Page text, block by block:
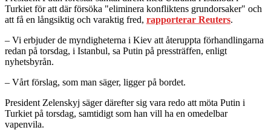
Turkiet för att där försöka "eliminera konfliktens grundorsaker" och
att få en långsiktig och varaktig fred, rapporterar Reuters.
– Vi erbjuder de myndigheterna i Kiev att återuppta förhandlingarna
redan på torsdag, i Istanbul, sa Putin på pressträffen, enligt
nyhetsbyrån.
– Vårt förslag, som man säger, ligger på bordet.
President Zelenskyj säger därefter sig vara redo att möta Putin i
Turkiet på torsdag, samtidigt som han vill ha en omedelbar
vapenvila.